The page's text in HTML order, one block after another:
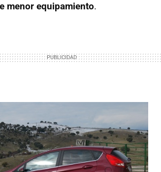
menor equipamiento.